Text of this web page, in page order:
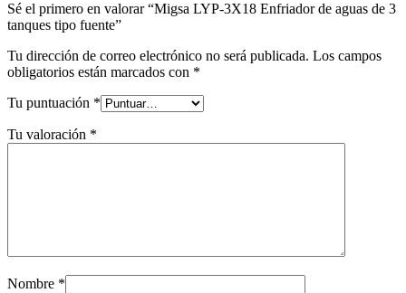
Sé el primero en valorar “Migsa LYP-3X18 Enfriador de aguas de 3
tanques tipo fuente”
Tu dirección de correo electrónico no será publicada. Los campos
obligatorios están marcados con *
Tu puntuación *
Tu valoración *
Nombre *